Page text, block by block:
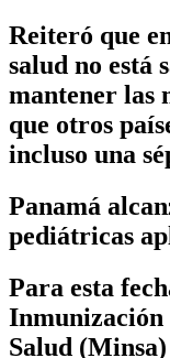
Reiteró que
salud no está
mantener las
que otros
incluso una
Panamá
pediátricas
Para esta
Salud